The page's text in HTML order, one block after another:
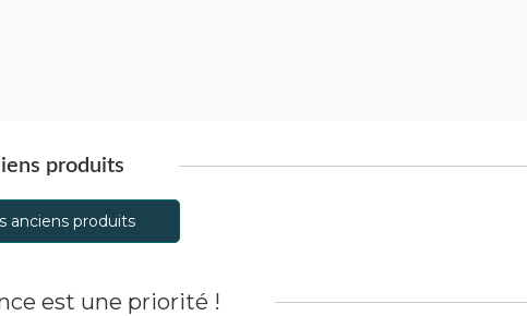
produits
anciens produits
est une priorité !